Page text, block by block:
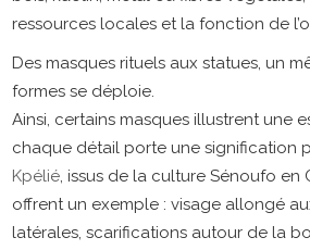
ressources locales et la fonction de
Des masques rituels aux statues, un
formes se déploie.
Ainsi, certains masques illustrent une
chaque détail porte une signification
Kpélié, issus de la culture Sénoufo en
offrent un exemple : visage allongé
latérales, scarifications autour de la